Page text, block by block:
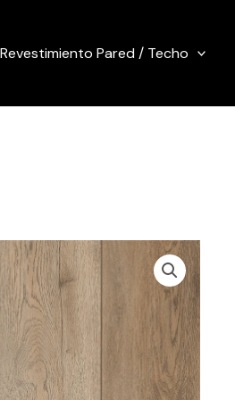
Revestimiento Pared / Techo